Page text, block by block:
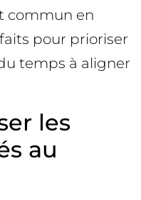
commun en
pour prioriser
temps à aligner
les
au